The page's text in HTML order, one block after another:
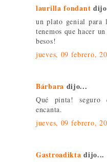
laurilla fondant
un plato genial para
tenemos que hacer
besos!
jueves, 09 febrero,
Bárbara dijo...
Qué pinta! seguro
encanta.
jueves, 09 febrero,
Gastroadikta dijo...